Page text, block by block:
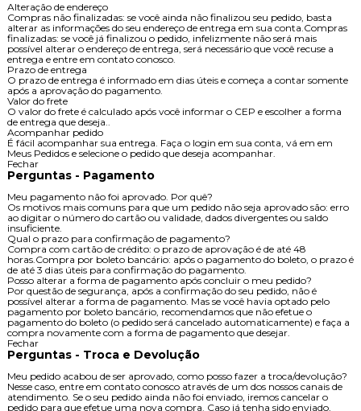
Alteração de endereço
Compras não finalizadas: se você ainda não finalizou seu pedido, basta
alterar as informações do seu endereço de entrega em sua conta.Compras
finalizadas: se você já finalizou o pedido, infelizmente não será mais
possível alterar o endereço de entrega, será necessário que você recuse a
entrega e entre em contato conosco.
Prazo de entrega
O prazo de entrega é informado em dias úteis e começa a contar somente
após a aprovação do pagamento.
Valor do frete
O valor do frete é calculado após você informar o CEP e escolher a forma
de entrega que deseja..
Acompanhar pedido
É fácil acompanhar sua entrega. Faça o login em sua conta, vá em em
Meus Pedidos e selecione o pedido que deseja acompanhar.
Fechar
Perguntas - Pagamento
Meu pagamento não foi aprovado. Por quê?
Os motivos mais comuns para que um pedido não seja aprovado são: erro
ao digitar o número do cartão ou validade, dados divergentes ou saldo
insuficiente.
Qual o prazo para confirmação de pagamento?
Compra com cartão de crédito: o prazo de aprovação é de até 48
horas.Compra por boleto bancário: após o pagamento do boleto, o prazo é
de até 3 dias úteis para confirmação do pagamento.
Posso alterar a forma de pagamento após concluir o meu pedido?
Por questão de segurança, após a confirmação do seu pedido, não é
possível alterar a forma de pagamento. Mas se você havia optado pelo
pagamento por boleto bancário, recomendamos que não efetue o
pagamento do boleto (o pedido será cancelado automaticamente) e faça a
compra novamente com a forma de pagamento que desejar.
Fechar
Perguntas - Troca e Devolução
Meu pedido acabou de ser aprovado, como posso fazer a troca/devolução?
Nesse caso, entre em contato conosco através de um dos nossos canais de
atendimento. Se o seu pedido ainda não foi enviado, iremos cancelar o
pedido para que efetue uma nova compra. Caso já tenha sido enviado,